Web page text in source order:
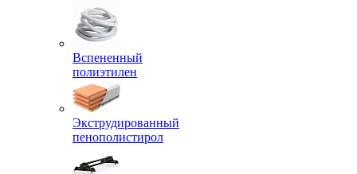
Вспененный
полиэтилен
Экструдированный
пенополистирол